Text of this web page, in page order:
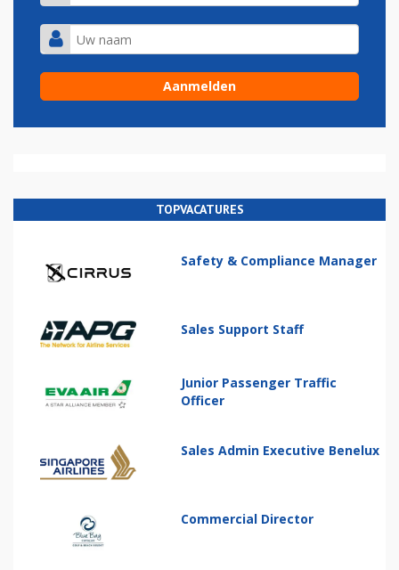
TOPVACATURES
Safety & Compliance Manager
Sales Support Staff
Junior Passenger Traffic
Officer
Sales Admin Executive Benelux
Commercial Director